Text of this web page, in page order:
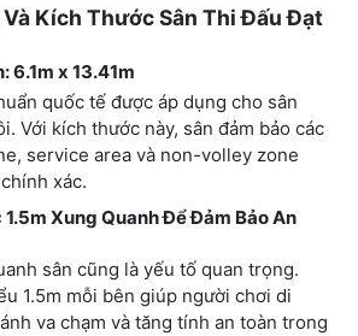
Kích Thước Sân Thi Đấu Đạt
6.1m x 13.41m
quốc tế được áp dụng cho sân
Với kích thước này, sân đảm bảo các
service area và non-volley zone
xác.
Xung Quanh Để Đảm Bảo An
sân cũng là yếu tố quan trọng.
1.5m mỗi bên giúp người chơi di
va chạm và tăng tính an toàn trong